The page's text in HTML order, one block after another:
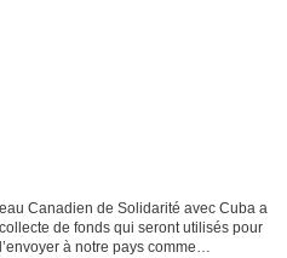
Canadien de Solidarité avec Cuba a
de fonds qui seront utilisés pour
à notre pays comme